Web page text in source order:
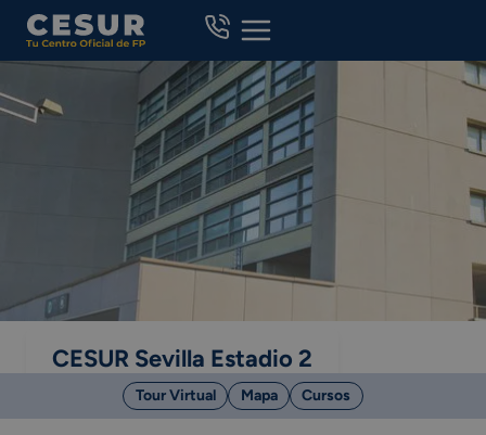
Skip
content
CESUR Sevilla Estadio 2
Tour Virtual Mapa Cursos